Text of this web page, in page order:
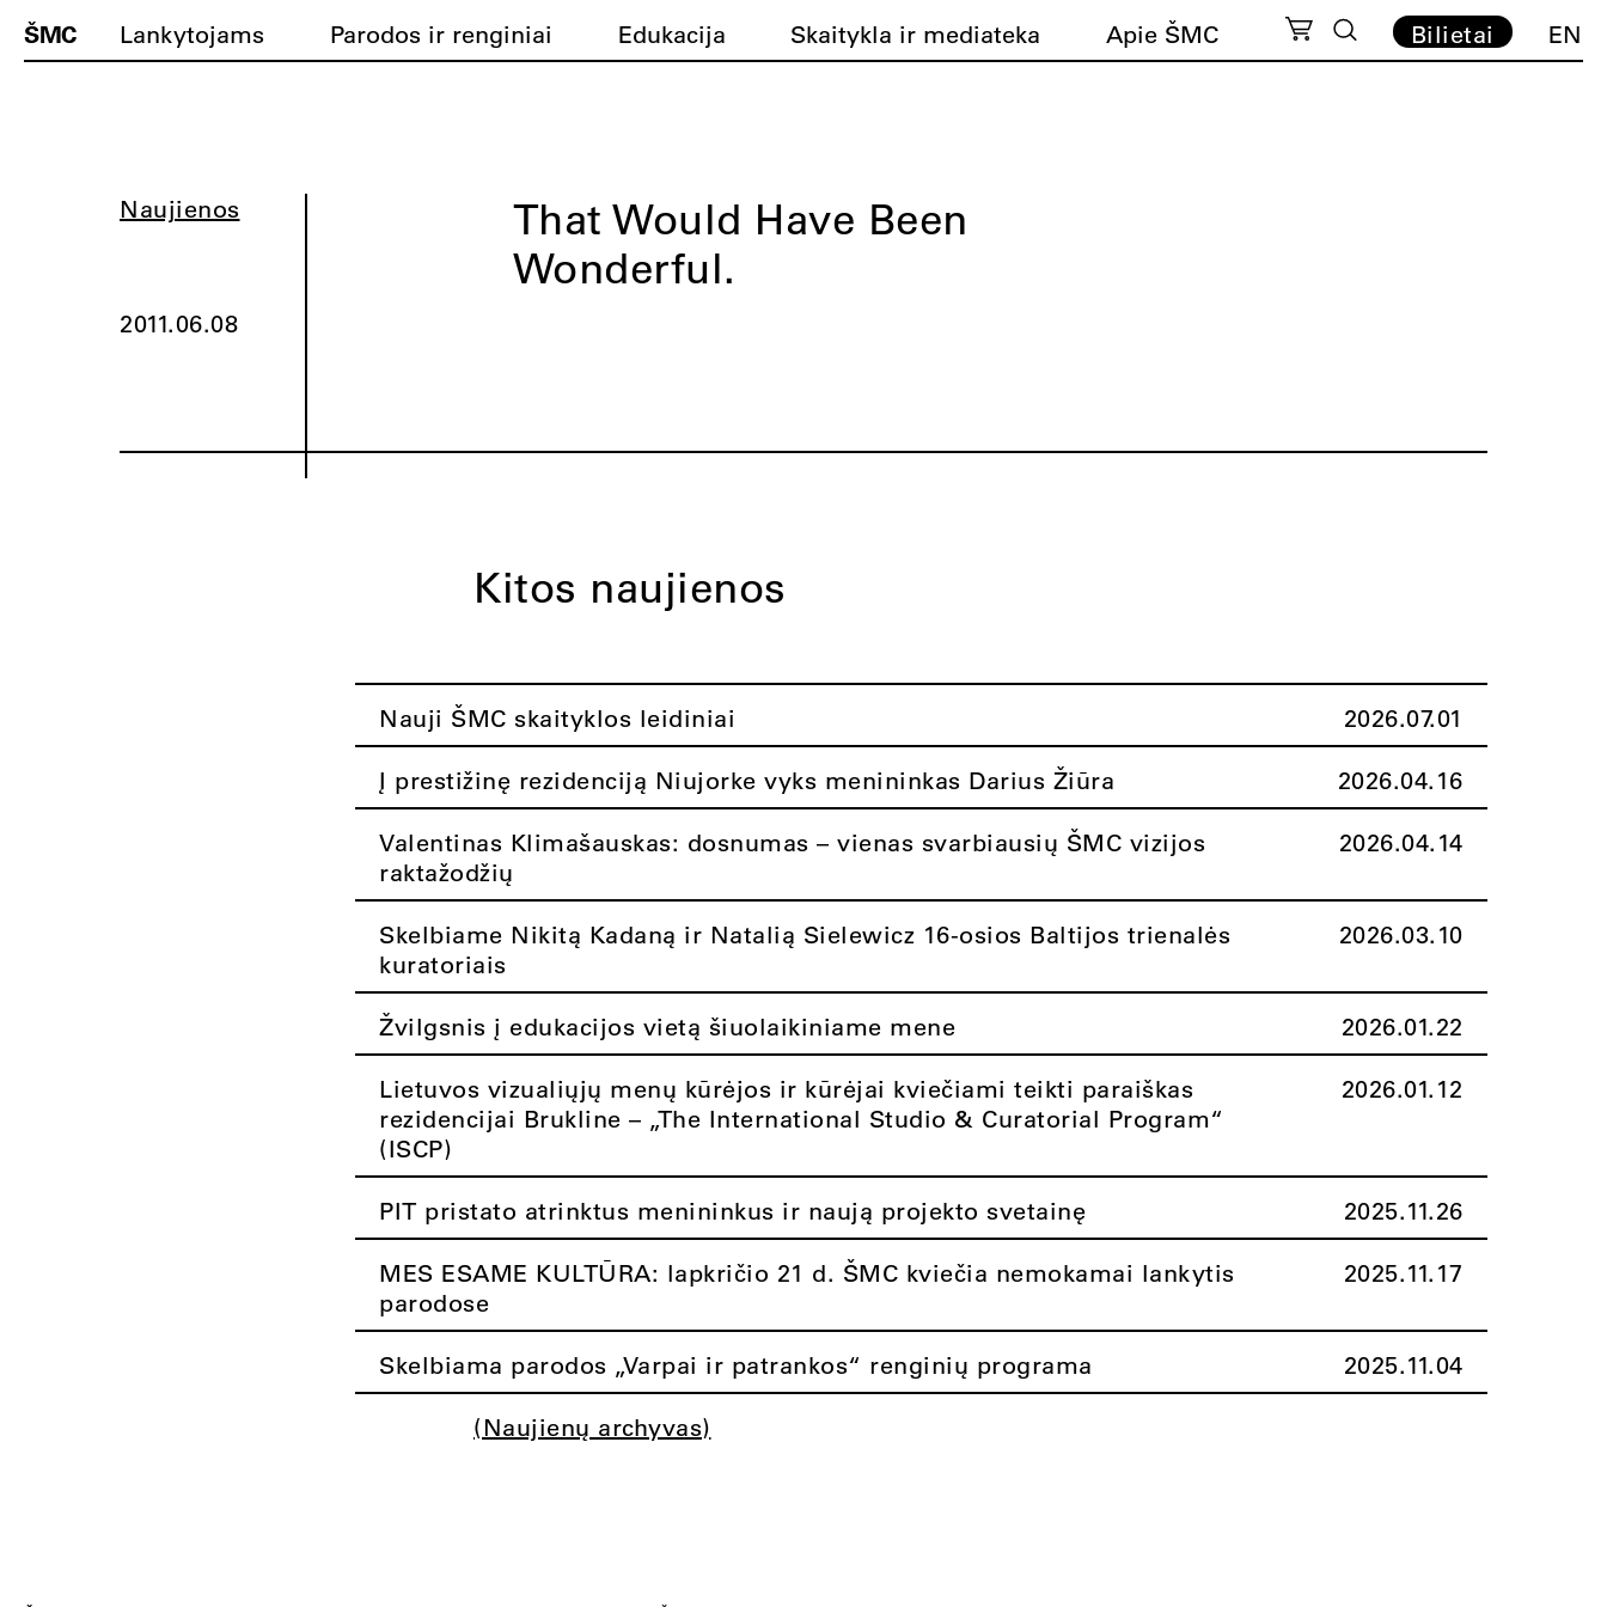
ŠMC Lankytojams Parodos ir renginiai Edukacija Skaitykla ir mediateka Apie ŠMC Bilietai EN
Naujienos
2011.06.08
That Would Have Been
Wonderful.
Kitos naujienos
Nauji ŠMC skaityklos leidiniai 2026.07.01
Į prestižinę rezidenciją Niujorke vyks menininkas Darius Žiūra 2026.04.16
Valentinas Klimašauskas: dosnumas – vienas svarbiausių ŠMC vizijos
raktažodžių
2026.04.14
Skelbiame Nikitą Kadaną ir Natalią Sielewicz 16-osios Baltijos trienalės
kuratoriais
2026.03.10
Žvilgsnis į edukacijos vietą šiuolaikiniame mene 2026.01.22
Lietuvos vizualiųjų menų kūrėjos ir kūrėjai kviečiami teikti paraiškas
rezidencijai Brukline – „The International Studio & Curatorial Program“
(ISCP)
2026.01.12
PIT pristato atrinktus menininkus ir naują projekto svetainę 2025.11.26
MES ESAME KULTŪRA: lapkričio 21 d. ŠMC kviečia nemokamai lankytis
parodose
2025.11.17
Skelbiama parodos „Varpai ir patrankos“ renginių programa 2025.11.04
(Naujienų archyvas)